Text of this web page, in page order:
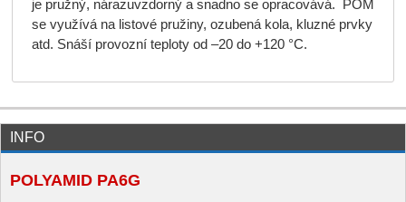
je pružný, nárazuvzdorný a snadno se opracovává. POM
se využívá na listové pružiny, ozubená kola, kluzné prvky
atd. Snáší provozní teploty od –20 do +120 °C.
INFO
POLYAMID PA6G